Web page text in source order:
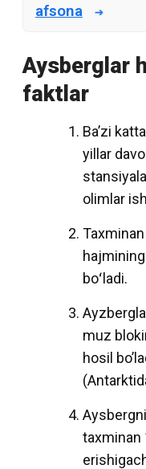
afsona
Aysberglar
faktlar
Ba’zi
yillar
olimlar
boʻladi.
muz
hosil
taxminan